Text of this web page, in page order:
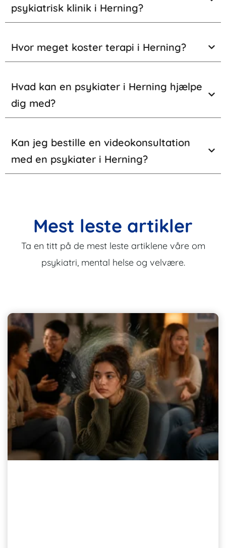
psykiatrisk klinik i Herning?
Hvor meget koster terapi i Herning?
Hvad kan en psykiater i Herning hjælpe
dig med?
Kan jeg bestille en videokonsultation
med en psykiater i Herning?
Mest leste artikler
Ta en titt på de mest leste artiklene våre om
psykiatri, mental helse og velvære.